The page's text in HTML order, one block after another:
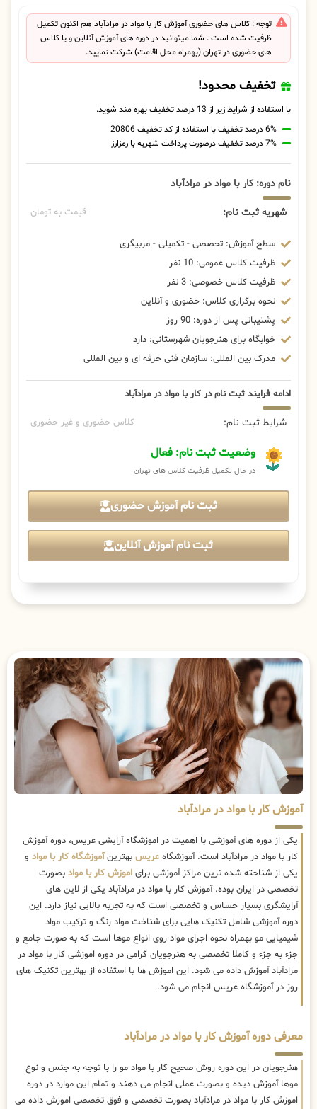
توجه : کلاس های حضوری آموزش کار با مواد در مرادآباد هم اکنون تکمیل
ظرفیت شده است . شما میتوانید در دوره های آموزش آنلاین و یا کلاس
های حضوری در تهران (بهمراه محل اقامت) شرکت نمایید.
تخفیف محدود!
با استفاده از شرایط زیر از 13 درصد تخفیف بهره مند شوید.
6% درصد تخفیف با استفاده از کد تخفیف 20806
7% درصد تخفیف درصورت پرداخت شهریه با رمزارز
نام دوره: کار با مواد در مرادآباد
شهریه ثبت نام: قیمت به تومان
سطح آموزش: تخصصی - تکمیلی - مربیگری
ظرفیت کلاس عمومی: 10 نفر
ظرفیت کلاس خصوصی: 3 نفر
نحوه برگزاری کلاس: حضوری و آنلاین
پشتیبانی پس از دوره: 90 روز
خوابگاه برای هنرجویان شهرستانی: دارد
مدرک بین المللی: سازمان فنی حرفه ای و بین المللی
ادامه فرایند ثبت نام در کار با مواد در مرادآباد
شرایط ثبت نام: کلاس حضوری و غیر حضوری
وضعیت ثبت نام: فعال
در حال تکمیل ظرفیت کلاس های تهران
ثبت نام آموزش حضوری
ثبت نام آموزش آنلاین
آموزش کار با مواد در مرادآباد
یکی از دوره های آموزشی با اهمیت در اموزشگاه آرایشی عریس، دوره آموزش
کار با مواد در مرادآباد است. آموزشگاه عریس بهترینآموزشگاه کار با مواد و
یکی از شناخته شده ترین مراکز آموزشی برای اموزش کار با مواد بصورت
تخصصی در ایران بوده. آموزش کار با مواد در مرادآباد یکی از لاین های
آرایشگری بسیار حساس و تخصصی است که به تجربه بالایی نیاز دارد. این
دوره آموزشی شامل تکنیک هایی برای شناخت مواد رنگ و ترکیب مواد
شیمیایی مو بهمراه نحوه اجرای مواد روی انواع موها است که به صورت جامع و
جزء به جزء و کاملا تخصصی به هنرجویان گرامی در دوره اموزشی کار با مواد در
مرادآباد آموزش داده می شود. این اموزش ها با استفاده از بهترین تکنیک های
روز در آموزشگاه عریس انجام می شود.
معرفی دوره آموزش کار با مواد در مرادآباد
هنرجویان در این دوره روش صحیح کار با مواد مو را با توجه به جنس و نوع
موها آموزش دیده و بصورت عملی انجام می دهند و تمام این موارد در دوره
اموزش کار با مواد در مرادآباد بصورت تخصصی و فوق تخصصی اموزش داده می